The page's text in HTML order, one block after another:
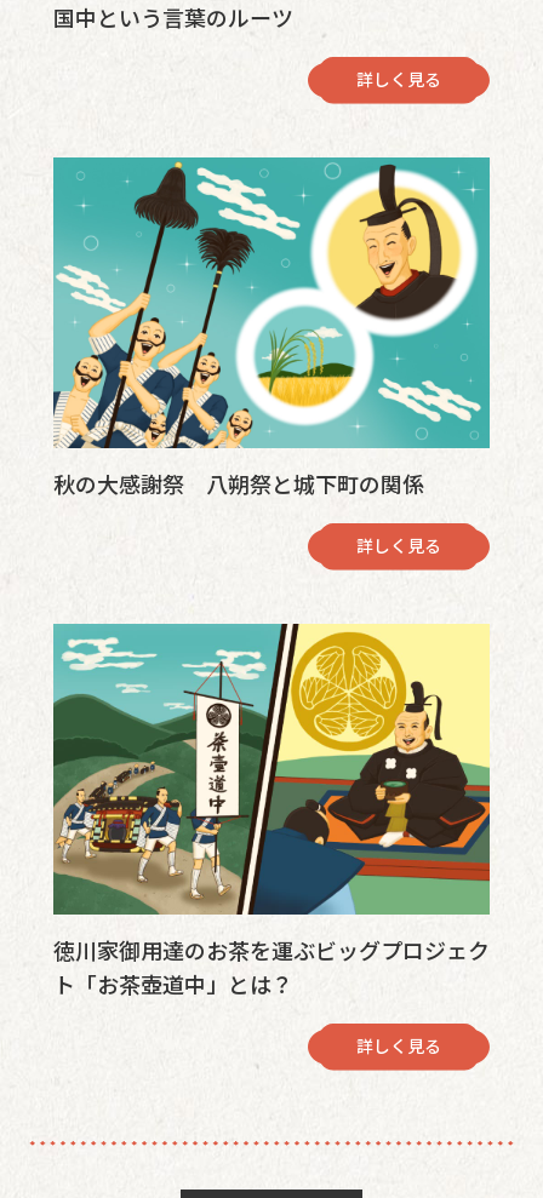
国中という言葉のルーツ
詳しく見る
秋の大感謝祭 八朔祭と城下町の関係
詳しく見る
徳川家御用達のお茶を運ぶビッグプロジェク
ト「お茶壺道中」とは？
詳しく見る